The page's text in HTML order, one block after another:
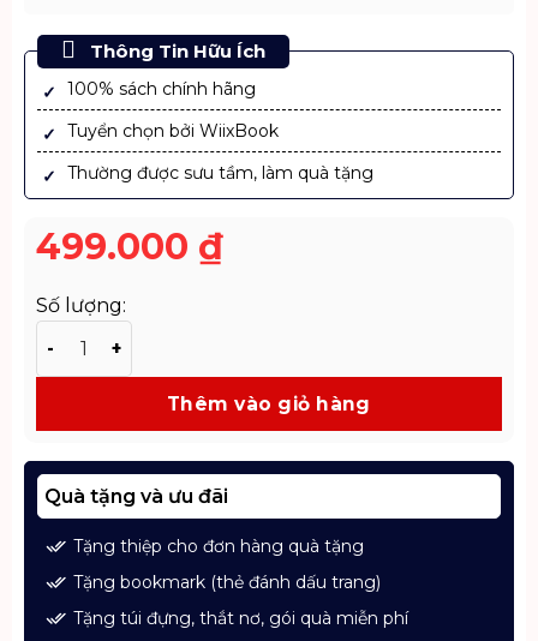
Thông Tin Hữu Ích
100% sách chính hãng
Tuyển chọn bởi WiixBook
Thường được sưu tầm, làm quà tặng
499.000 ₫
Số lượng:
Thêm vào giỏ hàng
Quà tặng và ưu đãi
Tặng thiệp cho đơn hàng quà tặng
Tặng bookmark (thẻ đánh dấu trang)
Tặng túi đựng, thắt nơ, gói quà miễn phí